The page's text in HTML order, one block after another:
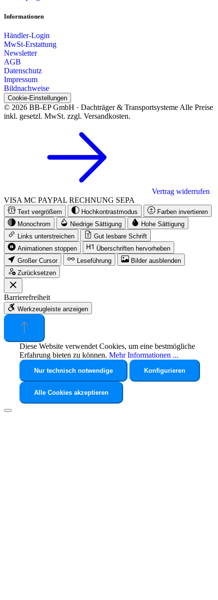
Informationen
Händler-Login
MwSt-Erstattung
Newsletter
AGB
Datenschutz
Impressum
Bildnachweise
Cookie-Einstellungen
© 2026 BB-EP GmbH · Dachträger & Transportsysteme Alle Preise
inkl. gesetzl. MwSt. zzgl. Versandkosten.
Vertrag widerrufen
VISA MC PAYPAL RECHNUNG SEPA
Text vergrößern Hochkontrastmodus
Farben invertieren
Monochrom
Niedrige Sättigung
Hohe Sättigung
Links unterstreichen
Gut lesbare Schrift
Animationen stoppen
Überschriften hervorheben
Großer Cursor
Leseführung
Bilder ausblenden
Zurücksetzen
Barrierefreiheit
Werkzeugleiste anzeigen
Diese Website verwendet Cookies, um eine bestmögliche
Erfahrung bieten zu können. Mehr Informationen ...
Nur technisch notwendige Konfigurieren
Alle Cookies akzeptieren